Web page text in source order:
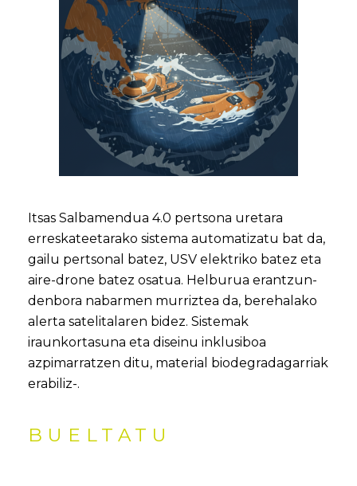
Itsas Salbamendua 4.0 pertsona uretara
erreskateetarako sistema automatizatu bat da,
gailu pertsonal batez, USV elektriko batez eta
aire-drone batez osatua. Helburua erantzun-
denbora nabarmen murriztea da, berehalako
alerta satelitalaren bidez. Sistemak
iraunkortasuna eta diseinu inklusiboa
azpimarratzen ditu, material biodegradagarriak
erabiliz-.
BUELTATU